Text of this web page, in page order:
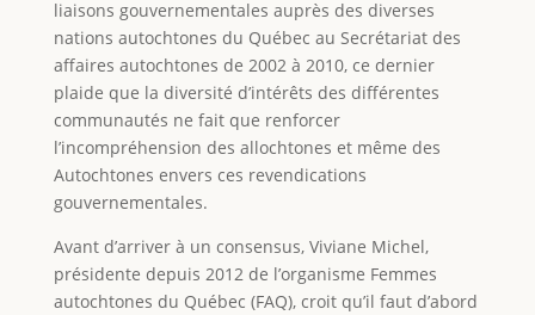
liaisons gouvernementales auprès des diverses
nations autochtones du Québec au Secrétariat des
affaires autochtones de 2002 à 2010, ce dernier
plaide que la diversité d’intérêts des différentes
communautés ne fait que renforcer
l’incompréhension des allochtones et même des
Autochtones envers ces revendications
gouvernementales.
Avant d’arriver à un consensus, Viviane Michel,
présidente depuis 2012 de l’organisme Femmes
autochtones du Québec (FAQ), croit qu’il faut d’abord